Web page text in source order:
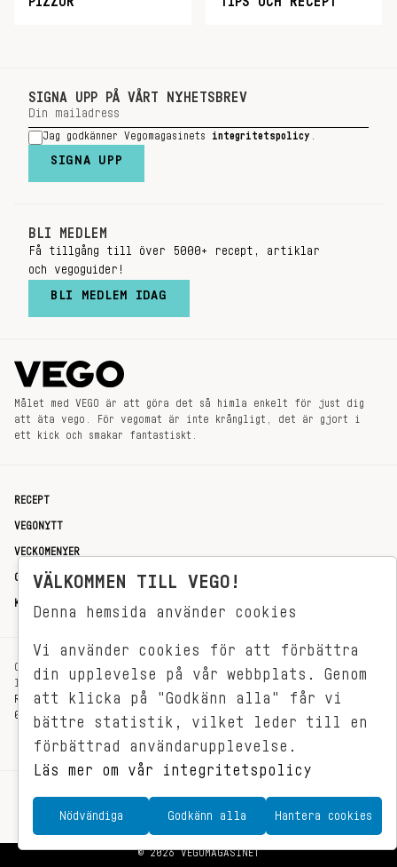
SIGNA UPP PÅ VÅRT NYHETSBREV
Jag godkänner Vegomagasinets integritetspolicy
SIGNA UPP
BLI MEDLEM
Få tillgång till över 5000+ recept, artiklar
och vegoguider!
BLI MEDLEM IDAG
Målet med VEGO är att göra det så himla enkelt för just dig
att äta vego. För vegomat är inte krångligt, det är gjort i
ett kick och smakar fantastiskt.
RECEPT
VEGONYTT
VECKOMENYER
OM OSS
KONTAKT
OXENSTIERNSGATAN 33
114 27 STOCKHOLM
REDAKTIONEN@VEGOMAGASINET.SE
08-799 62 01
© 2026 VEGOMAGASINET
VÄLKOMMEN TILL VEGO!
Denna hemsida använder cookies
Vi använder cookies för att förbättra
din upplevelse på vår webbplats. Genom
att klicka på "Godkänn alla" får vi
bättre statistik, vilket leder till en
förbättrad användarupplevelse.
Läs mer om vår integritetspolicy
Nödvändiga Godkänn alla Hantera cookies